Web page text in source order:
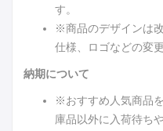
す。
※商品のデザインは
仕様、ロゴなどの変
納期について
※おすすめ人気商品
庫品以外に入荷待ち